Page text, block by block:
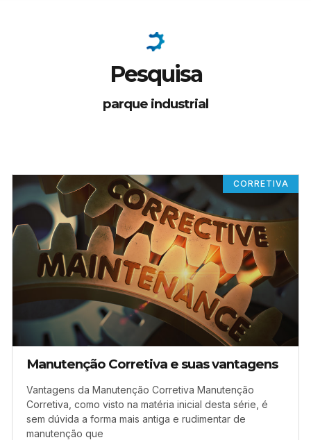
Pesquisa
parque industrial
CORRETIVA
Manutenção Corretiva e suas vantagens
Vantagens da Manutenção Corretiva Manutenção
Corretiva, como visto na matéria inicial desta série, é
sem dúvida a forma mais antiga e rudimentar de
manutenção que